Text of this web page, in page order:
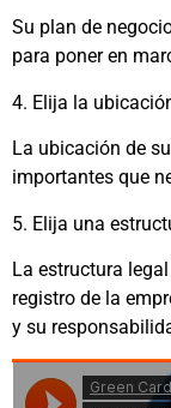
Su plan de
para poner en
4. Elija la
La ubicación de
importantes que
5. Elija una
La estructura
registro de la
y su